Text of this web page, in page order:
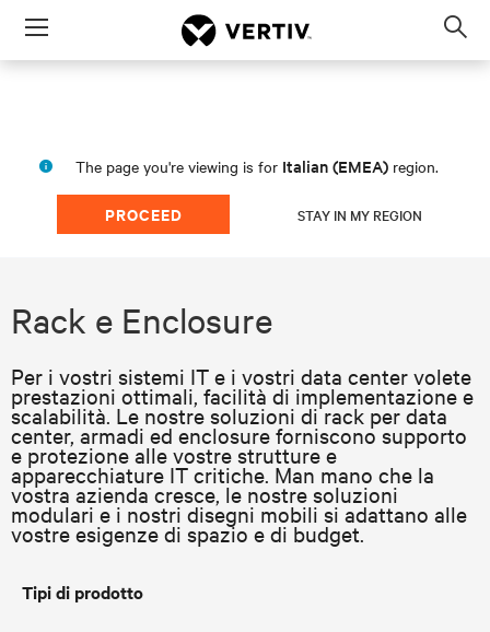
Menu
The page you're viewing is for Italian (EMEA) region.
PROCEED STAY IN MY REGION
Rack e Enclosure
Per i vostri sistemi IT e i vostri data center volete
prestazioni ottimali, facilità di implementazione e
scalabilità. Le nostre soluzioni di rack per data
center, armadi ed enclosure forniscono supporto
e protezione alle vostre strutture e
apparecchiature IT critiche. Man mano che la
vostra azienda cresce, le nostre soluzioni
modulari e i nostri disegni mobili si adattano alle
vostre esigenze di spazio e di budget.
Tipi di prodotto